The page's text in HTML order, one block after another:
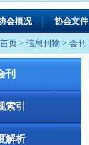
会概况 协会文件
首页 > 信息刊物 > 会刊
刊
索引
解析